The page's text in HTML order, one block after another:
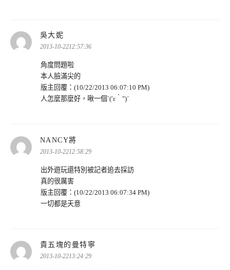
吳大妮
示:
2013-10-2212:57:36
角度問題啦
本人臉滿尖的
版主回覆：(10/22/2013 06:07:10 PM)
人怎麼那麼好，啾一個ˋ(′ε‵")ˊ
NANCY將
示:
2013-10-2212:58:29
出外遊玩還特別被記者追去採訪
真的很厲害
版主回覆：(10/22/2013 06:07:34 PM)
一切都是天意
貴五塊的曼特寧
2013-10-2213:24:29